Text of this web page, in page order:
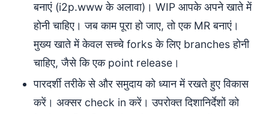
बनाएं (i2p.www के अलावा)। WIP आपके अपने खाते में
होनी चाहिए। जब काम पूरा हो जाए, तो एक MR बनाएं।
मुख्य खाते में केवल सच्चे forks के लिए branches होनी
चाहिए, जैसे कि एक point release।
पारदर्शी तरीके से और समुदाय को ध्यान में रखते हुए विकास
करें। अक्सर check in करें। उपरोक्त दिशानिर्देशों को